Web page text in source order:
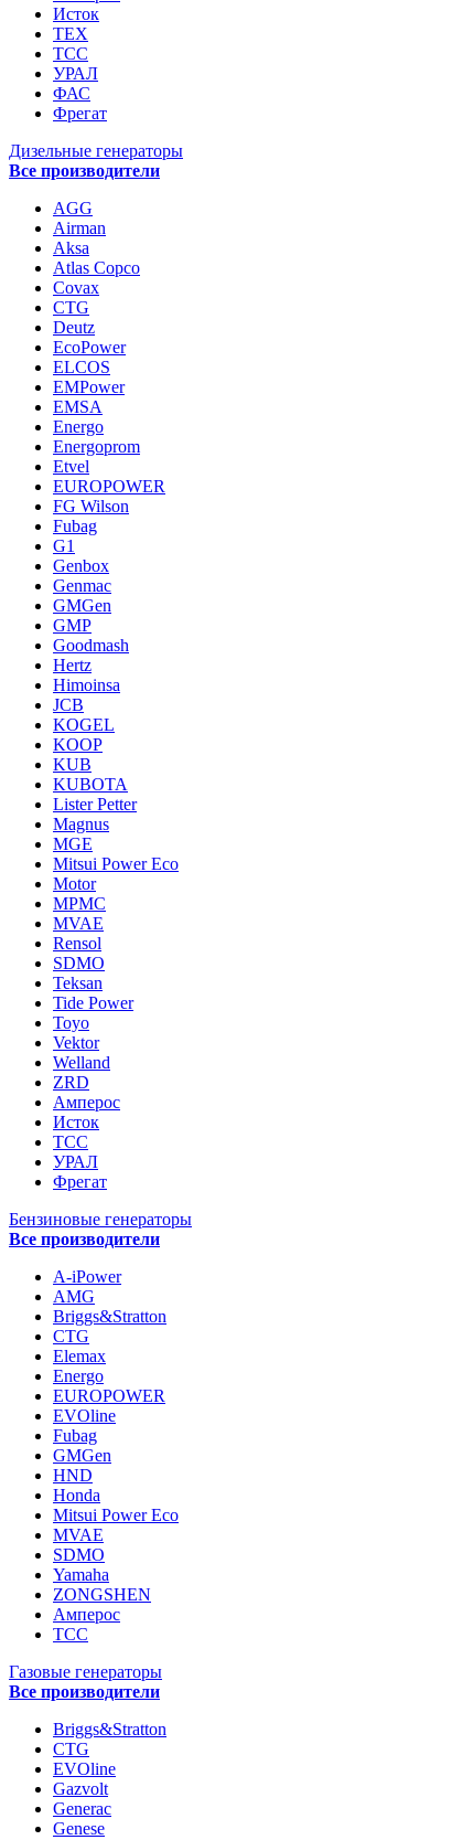
Исток
ТЕХ
ТСС
УРАЛ
ФАС
Фрегат
Дизельные генераторы
Все производители
AGG
Airman
Aksa
Atlas Copco
Covax
CTG
Deutz
EcoPower
ELCOS
EMPower
EMSA
Energo
Energoprom
Etvel
EUROPOWER
FG Wilson
Fubag
G1
Genbox
Genmac
GMGen
GMP
Goodmash
Hertz
Himoinsa
JCB
KOGEL
KOOP
KUB
KUBOTA
Lister Petter
Magnus
MGE
Mitsui Power Eco
Motor
MPMC
MVAE
Rensol
SDMO
Teksan
Tide Power
Toyo
Vektor
Welland
ZRD
Амперос
Исток
ТСС
УРАЛ
Фрегат
Бензиновые генераторы
Все производители
A-iPower
AMG
Briggs&Stratton
CTG
Elemax
Energo
EUROPOWER
EVOline
Fubag
GMGen
HND
Honda
Mitsui Power Eco
MVAE
SDMO
Yamaha
ZONGSHEN
Амперос
ТСС
Газовые генераторы
Все производители
Briggs&Stratton
CTG
EVOline
Gazvolt
Generac
Genese